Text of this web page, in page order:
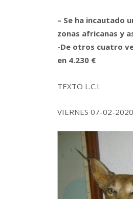
– Se ha incautado
zonas africanas y
-De otros cuatro
en 4.230 €
TEXTO L.C.I.
VIERNES 07-02-2020